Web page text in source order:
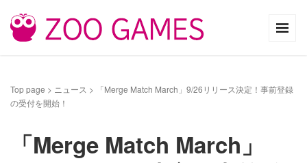
Top page > ニュース >
「Merge Match March」9/26リリース決定！事前登録
の受付を開始！
「Merge Match March」